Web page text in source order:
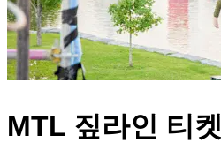
MTL 짚라인 티켓